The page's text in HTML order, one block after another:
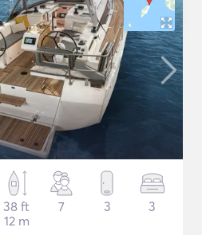
38 ft
12 m
7 3 3